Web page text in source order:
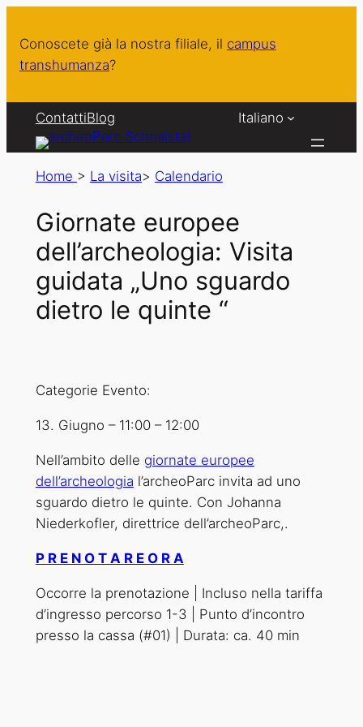
Conoscete già la nostra filiale, il campus
transhumanza?
ContattiBlog Italiano
Home > La visita> Calendario
Giornate europee
dell’archeologia: Visita
guidata „Uno sguardo
dietro le quinte “
Categorie Evento:
13. Giugno – 11:00 – 12:00
Nell’ambito delle giornate europee
dell’archeologia l’archeoParc invita ad uno
sguardo dietro le quinte. Con Johanna
Niederkofler, direttrice dell’archeoParc,.
P R E N O T A R E O R A
Occorre la prenotazione | Incluso nella tariffa
d’ingresso percorso 1-3 | Punto d’incontro
presso la cassa (#01) | Durata: ca. 40 min